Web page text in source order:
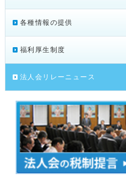
各種情報の提供
福利厚生制度
法人会リレーニュース